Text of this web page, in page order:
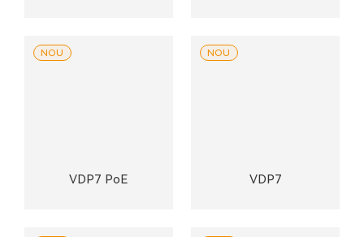
VDP7 PoE
NOU
VDP7
NOU